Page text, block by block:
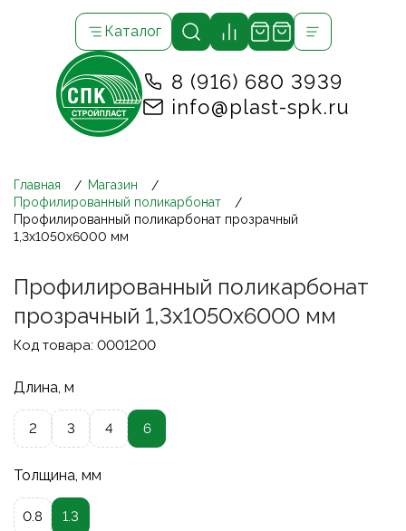
Каталог
8 (916) 680 3939
info@plast-spk.ru
Главная
Магазин
Профилированный поликарбонат
Профилированный поликарбонат прозрачный
1,3х1050х6000 мм
Профилированный поликарбонат
прозрачный 1,3х1050х6000 мм
Код товара: 0001200
Длина, м
2 3 4 6
Толщина, мм
0.8 1.3